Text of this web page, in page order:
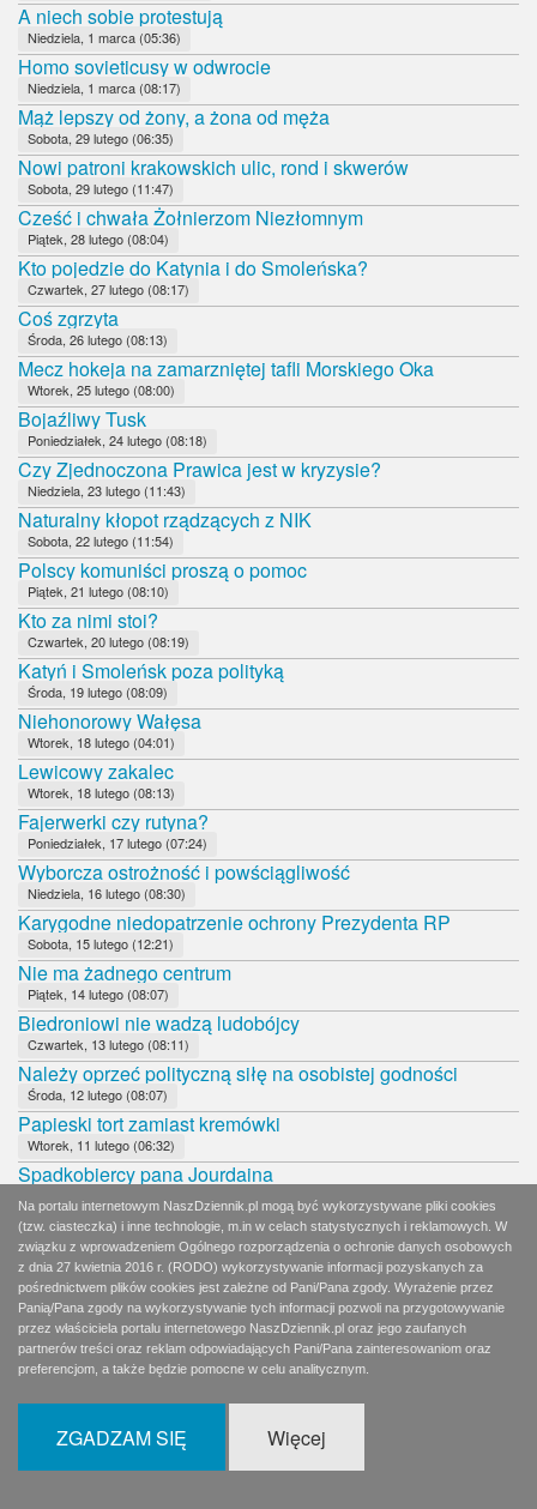
A niech sobie protestują
Niedziela, 1 marca (05:36)
Homo sovieticusy w odwrocie
Niedziela, 1 marca (08:17)
Mąż lepszy od żony, a żona od męża
Sobota, 29 lutego (06:35)
Nowi patroni krakowskich ulic, rond i skwerów
Sobota, 29 lutego (11:47)
Cześć i chwała Żołnierzom Niezłomnym
Piątek, 28 lutego (08:04)
Kto pojedzie do Katynia i do Smoleńska?
Czwartek, 27 lutego (08:17)
Coś zgrzyta
Środa, 26 lutego (08:13)
Mecz hokeja na zamarzniętej tafli Morskiego Oka
Wtorek, 25 lutego (08:00)
Bojaźliwy Tusk
Poniedziałek, 24 lutego (08:18)
Czy Zjednoczona Prawica jest w kryzysie?
Niedziela, 23 lutego (11:43)
Naturalny kłopot rządzących z NIK
Sobota, 22 lutego (11:54)
Polscy komuniści proszą o pomoc
Piątek, 21 lutego (08:10)
Kto za nimi stoi?
Czwartek, 20 lutego (08:19)
Katyń i Smoleńsk poza polityką
Środa, 19 lutego (08:09)
Niehonorowy Wałęsa
Wtorek, 18 lutego (04:01)
Lewicowy zakalec
Wtorek, 18 lutego (08:13)
Fajerwerki czy rutyna?
Poniedziałek, 17 lutego (07:24)
Wyborcza ostrożność i powściągliwość
Niedziela, 16 lutego (08:30)
Karygodne niedopatrzenie ochrony Prezydenta RP
Sobota, 15 lutego (12:21)
Nie ma żadnego centrum
Piątek, 14 lutego (08:07)
Biedroniowi nie wadzą ludobójcy
Czwartek, 13 lutego (08:11)
Należy oprzeć polityczną siłę na osobistej godności
Środa, 12 lutego (08:07)
Papieski tort zamiast kremówki
Wtorek, 11 lutego (06:32)
Spadkobiercy pana Jourdaina
Współczesne warchoły
Poniedziałek, 10 lutego (06:28)
PO nadal w martwym dryfie
Poniedziałek, 10 lutego (08:16)
Zła wiadomość dla Andrzeja Dudy
Niedziela, 9 lutego (09:07)
8 dni w korkach
Wierni Bogu, Polsce i bliźnim
Sobota, 8 lutego (11:52)
Czy Andrzej Duda udźwignie rolę faworyta?
Na portalu internetowym NaszDziennik.pl mogą być wykorzystywane pliki cookies
(tzw. ciasteczka) i inne technologie, m.in w celach statystycznych i reklamowych. W
związku z wprowadzeniem Ogólnego rozporządzenia o ochronie danych osobowych
z dnia 27 kwietnia 2016 r. (RODO) wykorzystywanie informacji pozyskanych za
pośrednictwem plików cookies jest zależne od Pani/Pana zgody. Wyrażenie przez
Panią/Pana zgody na wykorzystywanie tych informacji pozwoli na przygotowywanie
przez właściciela portalu internetowego NaszDziennik.pl oraz jego zaufanych
partnerów treści oraz reklam odpowiadających Pani/Pana zainteresowaniom oraz
preferencjom, a także będzie pomocne w celu analitycznym.
ZGADZAM SIĘ Więcej